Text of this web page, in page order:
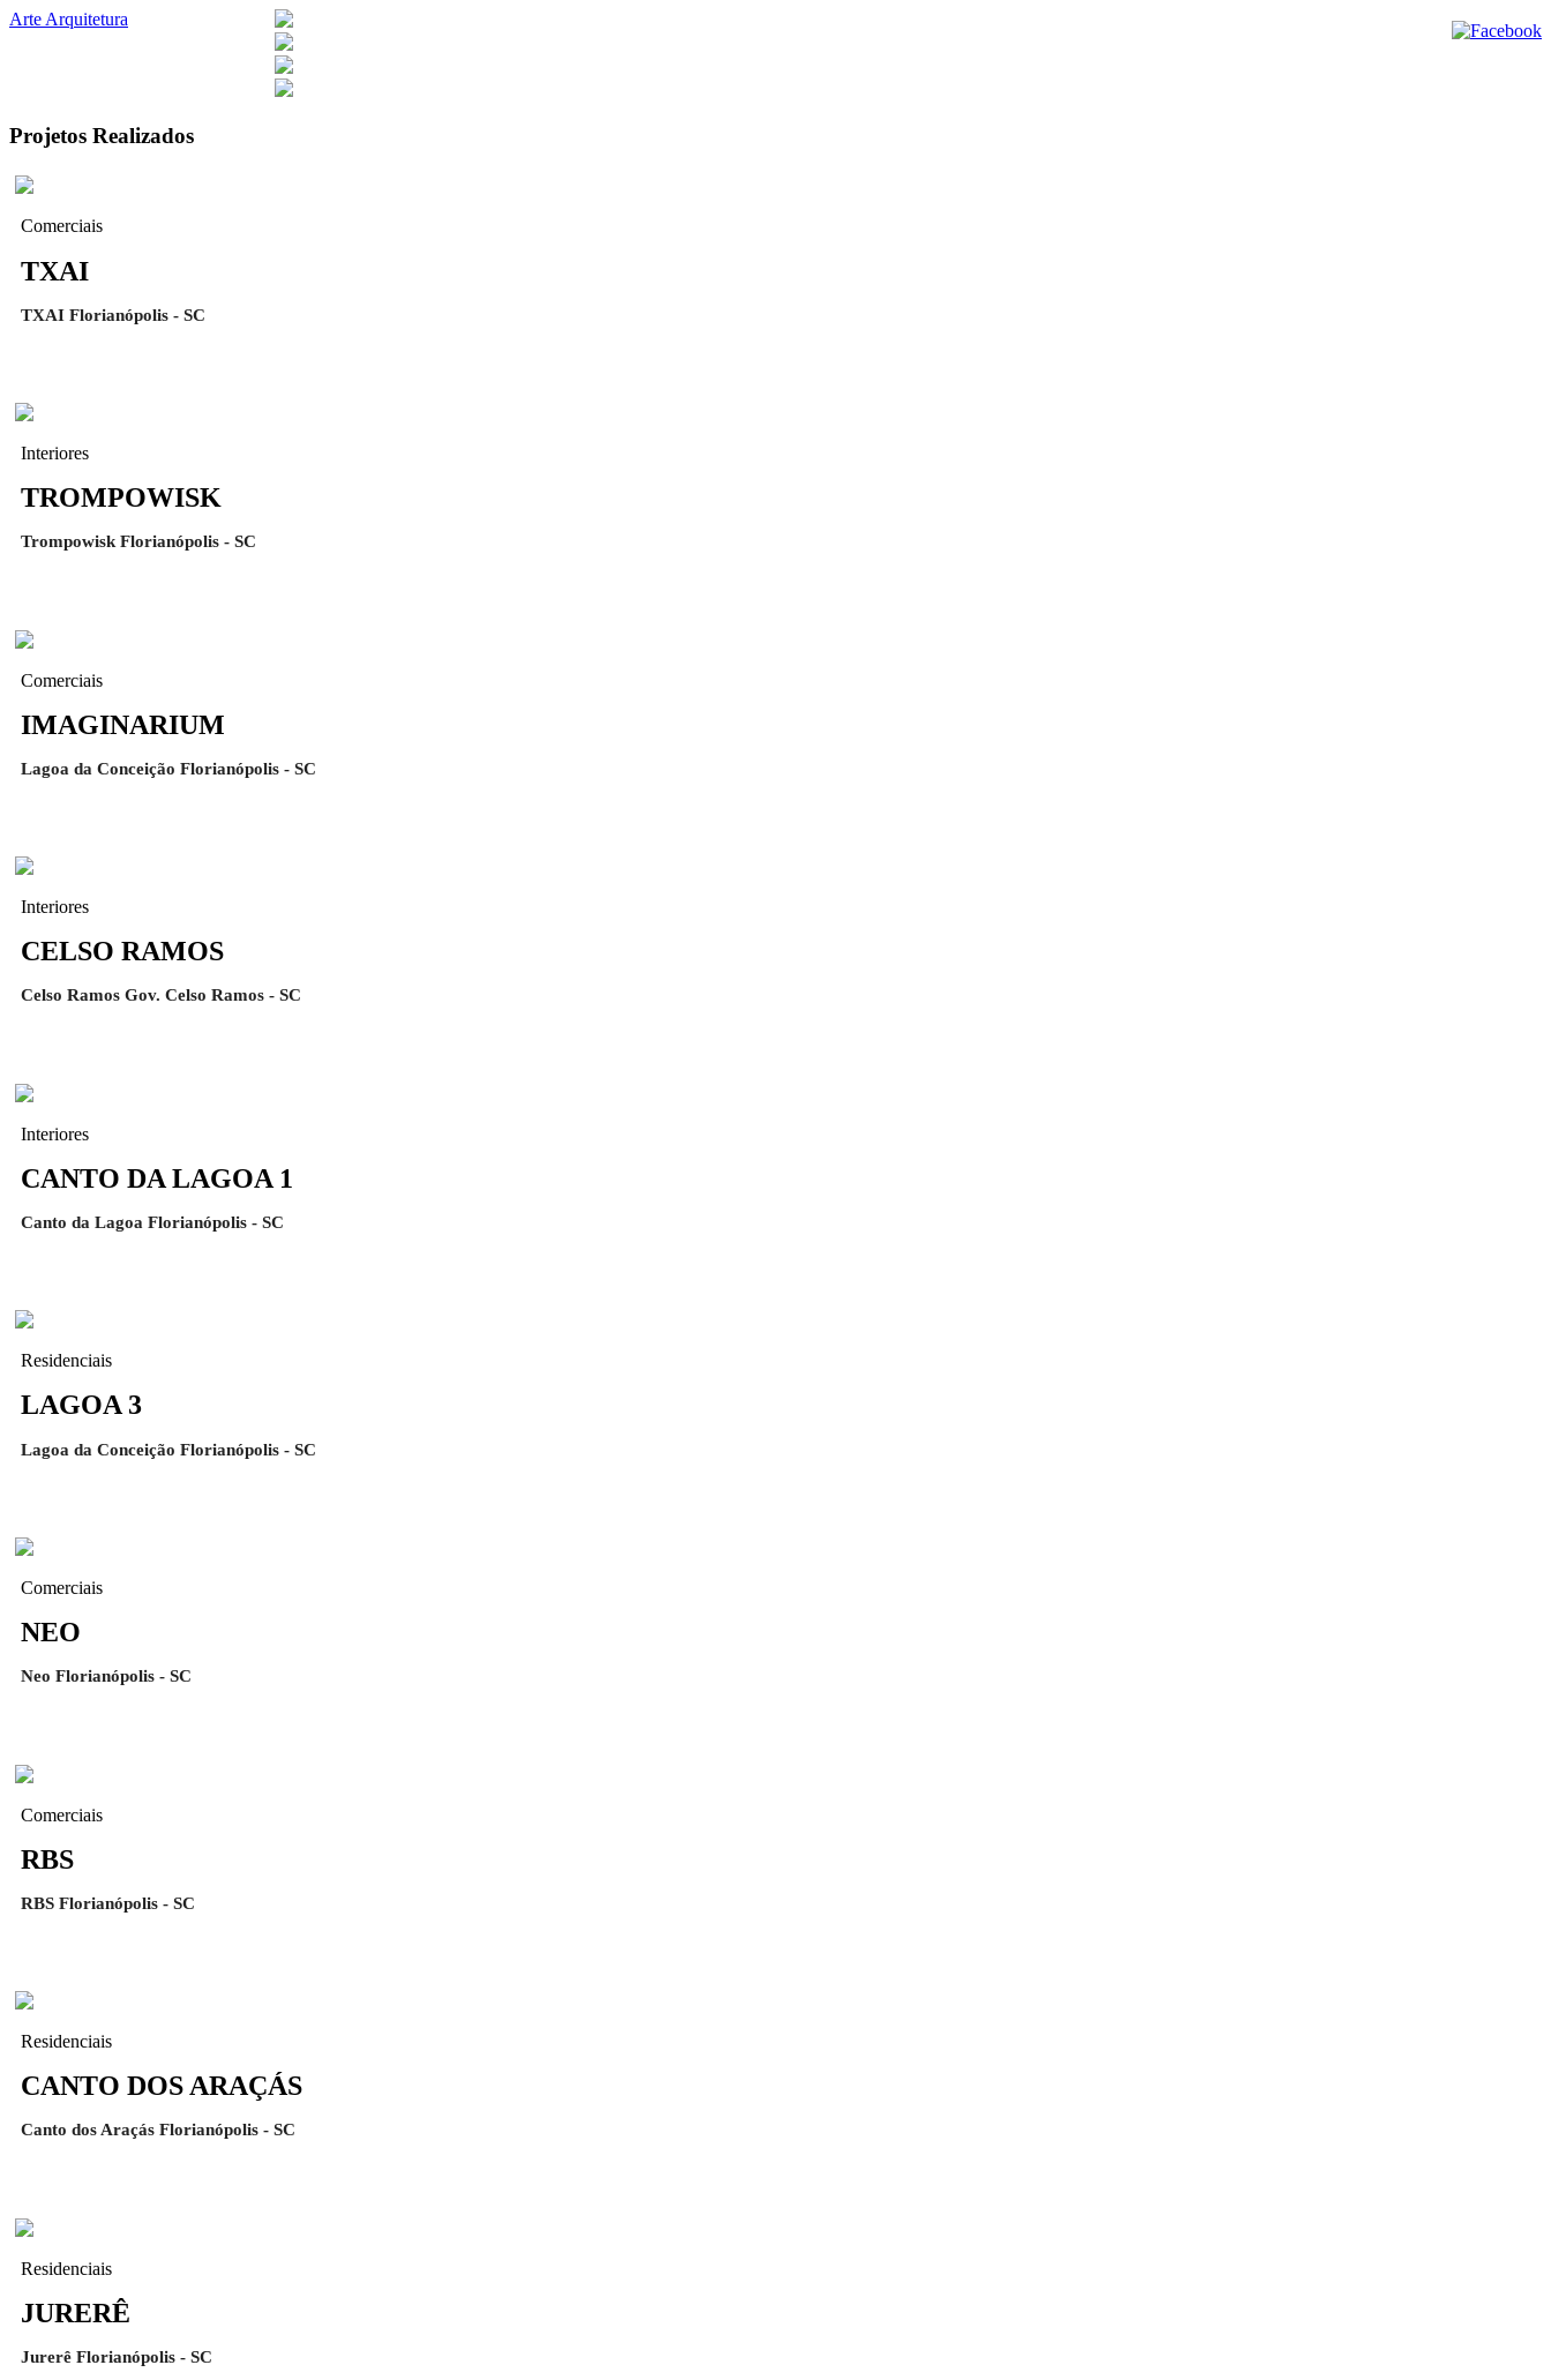
Arte Arquitetura
Projetos Realizados
Comerciais
TXAI
TXAI Florianópolis - SC
Interiores
TROMPOWISK
Trompowisk Florianópolis - SC
Comerciais
IMAGINARIUM
Lagoa da Conceição Florianópolis - SC
Interiores
CELSO RAMOS
Celso Ramos Gov. Celso Ramos - SC
Interiores
CANTO DA LAGOA 1
Canto da Lagoa Florianópolis - SC
Residenciais
LAGOA 3
Lagoa da Conceição Florianópolis - SC
Comerciais
NEO
Neo Florianópolis - SC
Comerciais
RBS
RBS Florianópolis - SC
Residenciais
CANTO DOS ARAÇÁS
Canto dos Araçás Florianópolis - SC
Residenciais
JURERÊ
Jurerê Florianópolis - SC